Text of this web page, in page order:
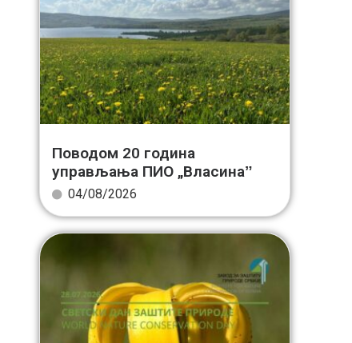
Поводом 20 година
управљања ПИО „Власинаˮ
04/08/2026